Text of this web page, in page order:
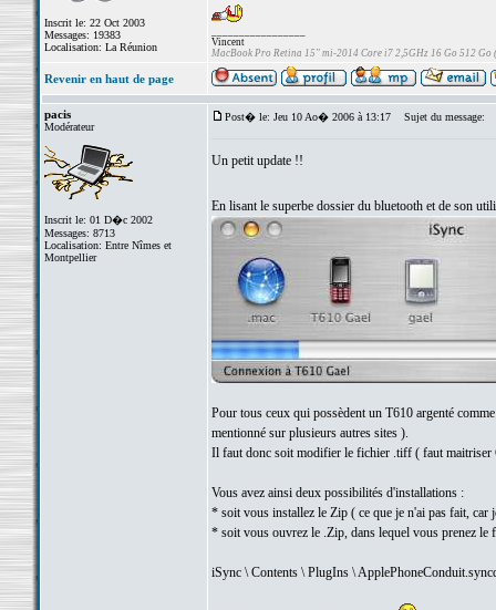
Inscrit le: 22 Oct 2003
Messages: 19383
Localisation: La Réunion
Vincent
MacBook Pro Retina 15" mi-2014 Core i7 2,5GHz 16 Go 512 Go
Revenir en haut de page
pacis
Modérateur
Inscrit le: 01 D�c 2002
Messages: 8713
Localisation: Entre Nîmes et
Montpellier
Post� le: Jeu 10 Ao� 2006 à 13:17 Sujet du message:
Un petit update !!
En lisant le superbe dossier du bluetooth et de son
Pour tous ceux qui possèdent un T610 argenté
mentionné sur plusieurs autres sites ).
Il faut donc soit modifier le fichier .tiff ( faut
Vous avez ainsi deux possibilités d'installations :
* soit vous installez le Zip ( ce que je n'ai pas fait, car
* soit vous ouvrez le .Zip, dans lequel vous prenez
iSync \ Contents \ PlugIns \